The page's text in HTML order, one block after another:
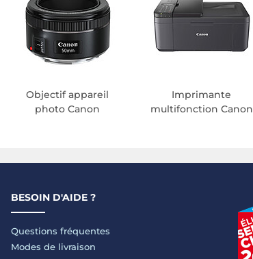
Objectif appareil
photo Canon
Imprimante
multifonction Canon
BESOIN D'AIDE ?
Questions fréquentes
Modes de livraison